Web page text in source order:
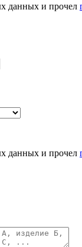
данных и прочел
данных и прочел